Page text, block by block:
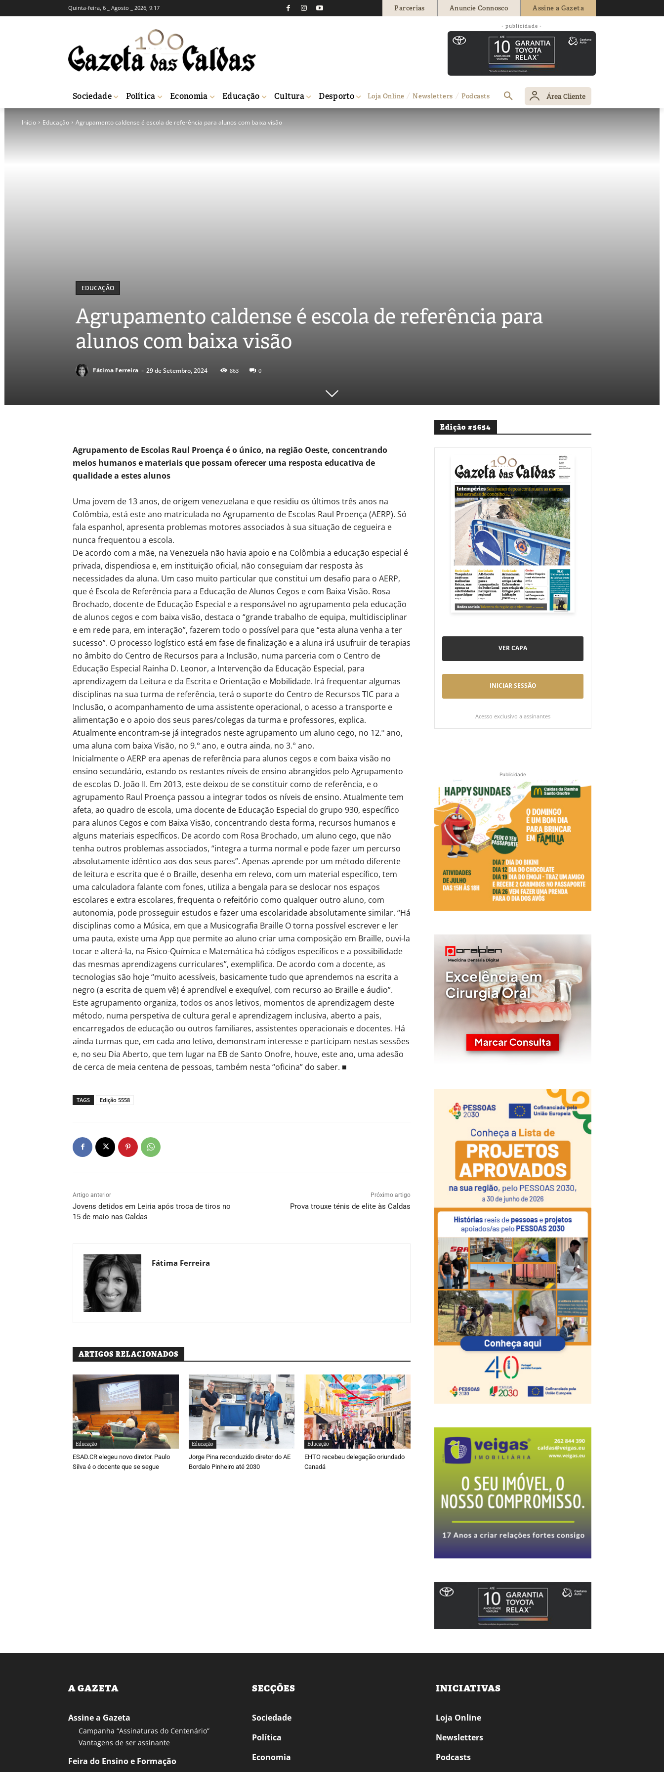
Quinta-feira, 6 _ Agosto _ 2026, 9:17 Parcerias Anuncie Connosco Assine a Gazeta
- publicidade -
Sociedade Política Economia Educação Cultura Desporto Loja Online Newsletters Podcasts Área Cliente
Início Educação Agrupamento caldense é escola de referência para alunos com baixa visão
EDUCAÇÃO
Agrupamento caldense é escola de referência para
alunos com baixa visão
Fátima Ferreira - 29 de Setembro, 2024 863 0
Agrupamento de Escolas Raul Proença é o único, na região Oeste, concentrando
meios humanos e materiais que possam oferecer uma resposta educativa de
qualidade a estes alunos
Uma jovem de 13 anos, de origem venezuelana e que residiu os últimos três anos na
Colômbia, está este ano matriculada no Agrupamento de Escolas Raul Proença (AERP). Só
fala espanhol, apresenta problemas motores associados à sua situação de cegueira e
nunca frequentou a escola.
De acordo com a mãe, na Venezuela não havia apoio e na Colômbia a educação especial é
privada, dispendiosa e, em instituição oficial, não conseguiam dar resposta às
necessidades da aluna. Um caso muito particular que constitui um desafio para o AERP,
que é Escola de Referência para a Educação de Alunos Cegos e com Baixa Visão. Rosa
Brochado, docente de Educação Especial e a responsável no agrupamento pela educação
de alunos cegos e com baixa visão, destaca o “grande trabalho de equipa, multidisciplinar
e em rede para, em interação”, fazerem todo o possível para que “esta aluna venha a ter
sucesso”. O processo logístico está em fase de finalização e a aluna irá usufruir de terapias
no âmbito do Centro de Recursos para a Inclusão, numa parceria com o Centro de
Educação Especial Rainha D. Leonor, a Intervenção da Educação Especial, para
aprendizagem da Leitura e da Escrita e Orientação e Mobilidade. Irá frequentar algumas
disciplinas na sua turma de referência, terá o suporte do Centro de Recursos TIC para a
Inclusão, o acompanhamento de uma assistente operacional, o acesso a transporte e
alimentação e o apoio dos seus pares/colegas da turma e professores, explica.
Atualmente encontram-se já integrados neste agrupamento um aluno cego, no 12.º ano,
uma aluna com baixa Visão, no 9.° ano, e outra ainda, no 3.° ano.
Inicialmente o AERP era apenas de referência para alunos cegos e com baixa visão no
ensino secundário, estando os restantes níveis de ensino abrangidos pelo Agrupamento
de escolas D. João II. Em 2013, este deixou de se constituir como de referência, e o
agrupamento Raul Proença passou a integrar todos os níveis de ensino. Atualmente tem
afeta, ao quadro de escola, uma docente de Educação Especial do grupo 930, específico
para alunos Cegos e com Baixa Visão, concentrando desta forma, recursos humanos e
alguns materiais específicos. De acordo com Rosa Brochado, um aluno cego, que não
tenha outros problemas associados, “integra a turma normal e pode fazer um percurso
absolutamente idêntico aos dos seus pares”. Apenas aprende por um método diferente
de leitura e escrita que é o Braille, desenha em relevo, com um material específico, tem
uma calculadora falante com fones, utiliza a bengala para se deslocar nos espaços
escolares e extra escolares, frequenta o refeitório como qualquer outro aluno, com
autonomia, pode prosseguir estudos e fazer uma escolaridade absolutamente similar. “Há
disciplinas como a Música, em que a Musicografia Braille O torna possível escrever e ler
uma pauta, existe uma App que permite ao aluno criar uma composição em Braille, ouvi-la
tocar e alterá-la, na Físico-Química e Matemática há códigos específicos e a possibilidade
das mesmas aprendizagens curriculares”, exemplifica. De acordo com a docente, as
tecnologias são hoje “muito acessíveis, basicamente tudo que aprendemos na escrita a
negro (a escrita de quem vê) é aprendível e exequível, com recurso ao Braille e áudio”.
Este agrupamento organiza, todos os anos letivos, momentos de aprendizagem deste
método, numa perspetiva de cultura geral e aprendizagem inclusiva, aberto a pais,
encarregados de educação ou outros familiares, assistentes operacionais e docentes. Há
ainda turmas que, em cada ano letivo, demonstram interesse e participam nestas sessões
e, no seu Dia Aberto, que tem lugar na EB de Santo Onofre, houve, este ano, uma adesão
de cerca de meia centena de pessoas, também nesta “oficina” do saber. ■
TAGS Edição 5558
Artigo anterior
Jovens detidos em Leiria após troca de tiros no
15 de maio nas Caldas
Próximo artigo
Prova trouxe ténis de elite às Caldas
Fátima Ferreira
ARTIGOS RELACIONADOS
Educação
ESAD.CR elegeu novo diretor. Paulo
Silva é o docente que se segue
Educação
Jorge Pina reconduzido diretor do AE
Bordalo Pinheiro até 2030
Educação
EHTO recebeu delegação oriundado
Canadá
Edição #5654
VER CAPA
INICIAR SESSÃO
Acesso exclusivo a assinantes
Publicidade
A GAZETA
Assine a Gazeta
Campanha “Assinaturas do Centenário”
Vantagens de ser assinante
Feira do Ensino e Formação
SECÇÕES
Sociedade
Política
Economia
INICIATIVAS
Loja Online
Newsletters
Podcasts